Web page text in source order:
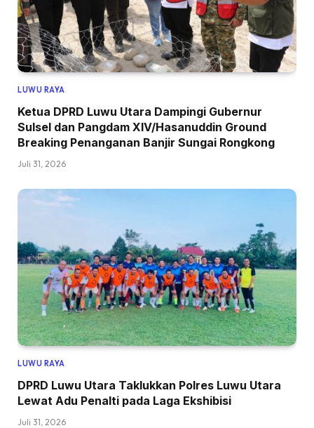
LUWU RAYA
Ketua DPRD Luwu Utara Dampingi Gubernur
Sulsel dan Pangdam XIV/Hasanuddin Ground
Breaking Penanganan Banjir Sungai Rongkong
Juli 31, 2026
LUWU RAYA
DPRD Luwu Utara Taklukkan Polres Luwu Utara
Lewat Adu Penalti pada Laga Ekshibisi
Juli 31, 2026